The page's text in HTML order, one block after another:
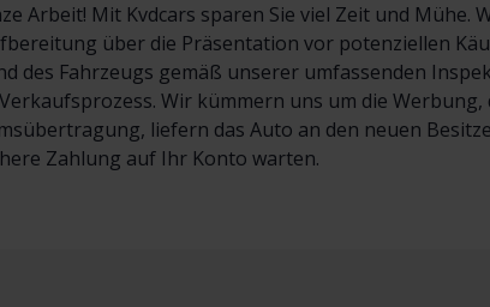
Arbeit! Mit Kvdcars sparen Sie viel Zeit und Mühe.
über die Präsentation vor potenziellen
des Fahrzeugs gemäß unserer umfassenden
Wir kümmern uns um die
liefern das Auto an den neuen
Zahlung auf Ihr Konto warten.